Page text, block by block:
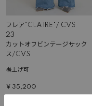
フレア"CLAIRE"/ CVS
23
カットオフビンテージサック
ス/CVS
裾上げ可
¥ 35,200